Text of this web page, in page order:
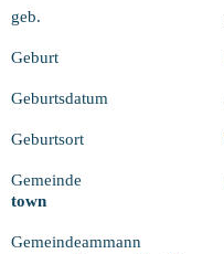
geb.
Geburt
Geburtsdatum
Geburtsort
Gemeinde
town
Gemeindeammann